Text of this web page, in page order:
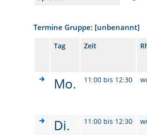
Termine Gruppe: [unbenannt]
Tag Zeit
Mo. 11:00 bis 12:30
Di. 11:00 bis 12:30